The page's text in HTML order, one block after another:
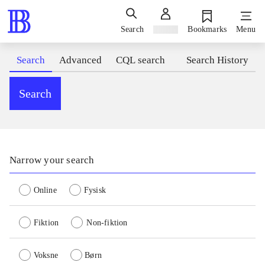
Search Bookmarks Menu
Search Advanced CQL search Search History
Search
Narrow your search
Online Fysisk
Fiktion Non-fiktion
Voksne Børn